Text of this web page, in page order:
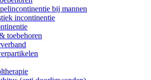
bij mannen
incontinentie
toebehoren